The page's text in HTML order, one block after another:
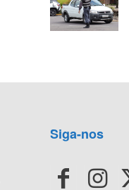
Siga-nos